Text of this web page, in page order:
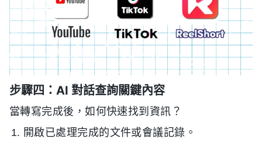
步驟四：AI 對話查詢關鍵內容
當轉寫完成後，如何快速找到資訊？
開啟已處理完成的文件或會議記錄。